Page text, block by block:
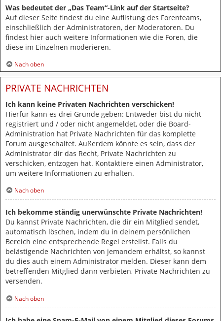
Was bedeutet der „Das Team“-Link auf der Startseite?
Auf dieser Seite findest du eine Auflistung des Forenteams,
einschließlich der Administratoren, der Moderatoren. Du
findest hier auch weitere Informationen wie die Foren, die
diese im Einzelnen moderieren.
Nach oben
PRIVATE NACHRICHTEN
Ich kann keine Privaten Nachrichten verschicken!
Hierfür kann es drei Gründe geben: Entweder bist du nicht
registriert und / oder nicht angemeldet, oder die Board-
Administration hat Private Nachrichten für das komplette
Forum ausgeschaltet. Außerdem könnte es sein, dass der
Administrator dir das Recht, Private Nachrichten zu
verschicken, entzogen hat. Kontaktiere einen Administrator,
um weitere Informationen zu erhalten.
Nach oben
Ich bekomme ständig unerwünschte Private Nachrichten!
Du kannst Private Nachrichten, die dir ein Mitglied sendet,
automatisch löschen, indem du in deinem persönlichen
Bereich eine entsprechende Regel erstellst. Falls du
belästigende Nachrichten von jemandem erhältst, so kannst
du dies auch einem Administrator melden. Dieser kann dem
betreffenden Mitglied dann verbieten, Private Nachrichten zu
versenden.
Nach oben